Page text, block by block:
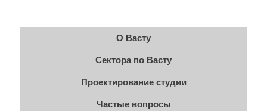
О Васту
Сектора по Васту
Проектирование студии
Частые вопросы